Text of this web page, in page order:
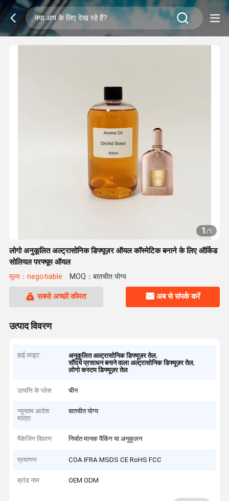
1/1
लोगो अनुकूलित अल्ट्रासोनिक डिफ्यूज़र ऑयल कॉस्मेटिक बनाने के लिए ऑर्किड
सोलियल परफ्यूम ऑयल
मूल्य：negotiable MOQ：बातचीत योग्य
सबसे अच्छी कीमत अब से संपर्क करें
उत्पाद विवरण
हाई लाइट अनुकूलित अल्ट्रासोनिक डिफ्यूज़र तेल,
सौंदर्य प्रसाधन बनाने वाला अल्ट्रासोनिक डिफ्यूज़र तेल,
लोगो कस्टम डिफ्यूज़र तेल
उत्पत्ति के प्लेस चीन
न्यूनतम आदेश
मात्रा
बातचीत योग्य
पैकेजिंग विवरण निर्यात मानक पैकिंग या अनुकूलन
प्रमाणन COA IFRA MSDS CE RoHS FCC
ब्रांड नाम OEM ODM